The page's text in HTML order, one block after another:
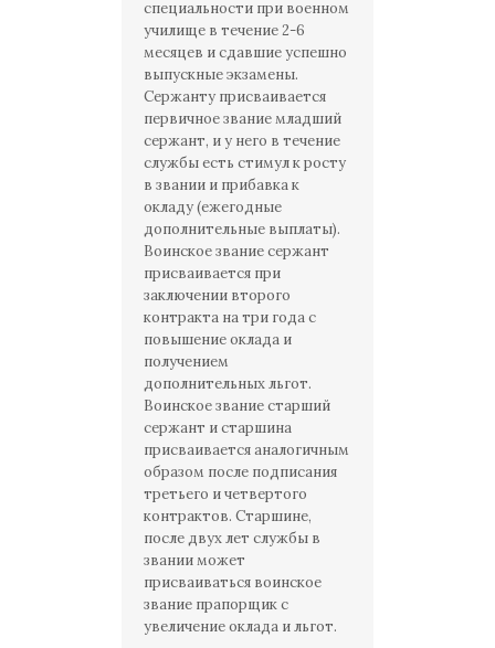
специальности при военном
училище в течение 2-6
месяцев и сдавшие успешно
выпускные экзамены.
Сержанту присваивается
первичное звание младший
сержант, и у него в течение
службы есть стимул к росту
в звании и прибавка к
окладу (ежегодные
дополнительные выплаты).
Воинское звание сержант
присваивается при
заключении второго
контракта на три года с
повышение оклада и
получением
дополнительных льгот.
Воинское звание старший
сержант и старшина
присваивается аналогичным
образом после подписания
третьего и четвертого
контрактов. Старшине,
после двух лет службы в
звании может
присваиваться воинское
звание прапорщик с
увеличение оклада и льгот.